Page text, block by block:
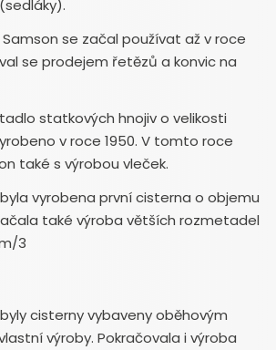
se začal používat až v roce
se prodejem řetězů a konvic na
statkových hnojiv o velikosti
v roce 1950. V tomto roce
také s výrobou vleček.
byla vyrobena první cisterna o objemu
také výroba větších rozmetadel
3
cisterny vybaveny oběhovým
výroby. Pokračovala i výroba